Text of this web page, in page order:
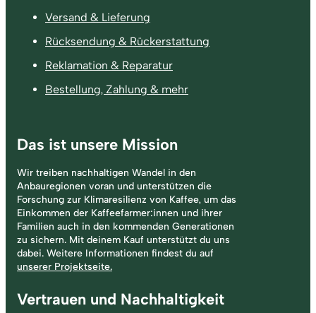
Versand & Lieferung
Rücksendung & Rückerstattung
Reklamation & Reparatur
Bestellung, Zahlung & mehr
Das ist unsere Mission
Wir treiben nachhaltigen Wandel in den
Anbauregionen voran und unterstützen die
Forschung zur Klimaresilienz von Kaffee, um das
Einkommen der Kaffeefarmer:innen und ihrer
Familien auch in den kommenden Generationen
zu sichern. Mit deinem Kauf unterstützt du uns
dabei. Weitere Informationen findest du auf
unserer Projektseite.
Vertrauen und Nachhaltigkeit